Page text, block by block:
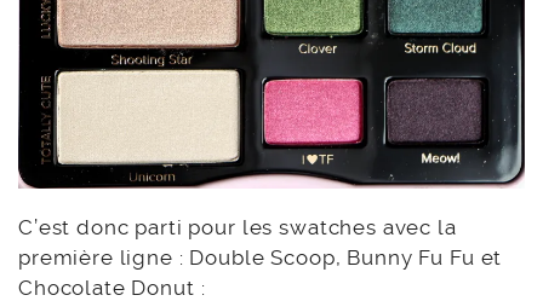
C’est donc parti pour les swatches avec la
première ligne : Double Scoop, Bunny Fu Fu et
Chocolate Donut :